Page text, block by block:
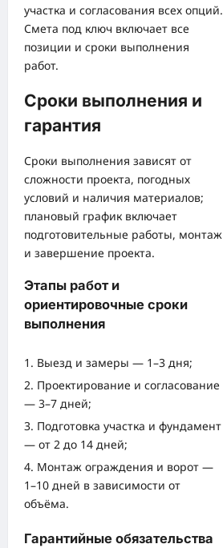
участка и согласования всех опций.
Смета под ключ включает все
позиции и сроки выполнения
работ.
Сроки выполнения и
гарантия
Сроки выполнения зависят от
сложности проекта, погодных
условий и наличия материалов;
плановый график включает
подготовительные работы, монтаж
и завершение проекта.
Этапы работ и
ориентировочные сроки
выполнения
Выезд и замеры — 1–3 дня;
Проектирование и согласование
— 3–7 дней;
Подготовка участка и фундамент
— от 2 до 14 дней;
Монтаж ограждения и ворот —
1–10 дней в зависимости от
объёма.
Гарантийные обязательства